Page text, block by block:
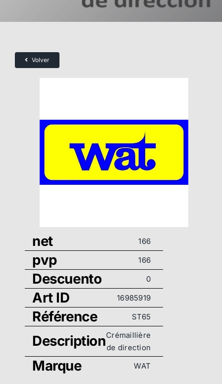
Volver
net 166
pvp 166
Descuento 0
Art ID 16985919
Référence ST65
DescriptionCrémaillière
de direction
Marque WAT